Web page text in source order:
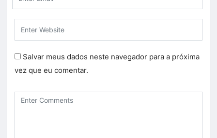
Salvar meus dados neste navegador para a próxima
vez que eu comentar.